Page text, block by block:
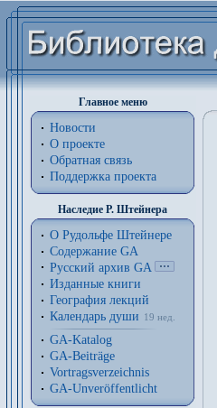
Главное меню
Новости
О проекте
Обратная связь
Поддержка проекта
Наследие Р. Штейнера
О Рудольфе Штейнере
Содержание GA
Русский архив GA
Изданные книги
География лекций
Календарь души
19 нед.
GA-Katalog
GA-Beiträge
Vortragsverzeichnis
GA-Unveröffentlicht